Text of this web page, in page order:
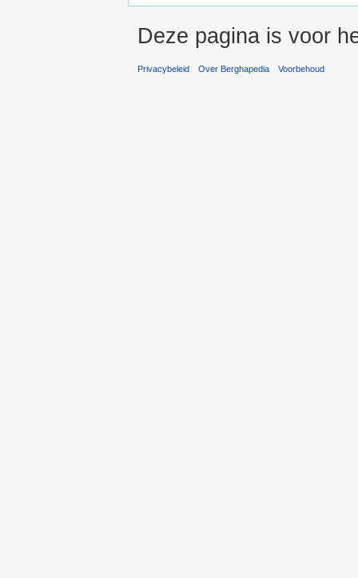
Deze pagina is voor
Privacybeleid Over Berghapedia Voorbehoud